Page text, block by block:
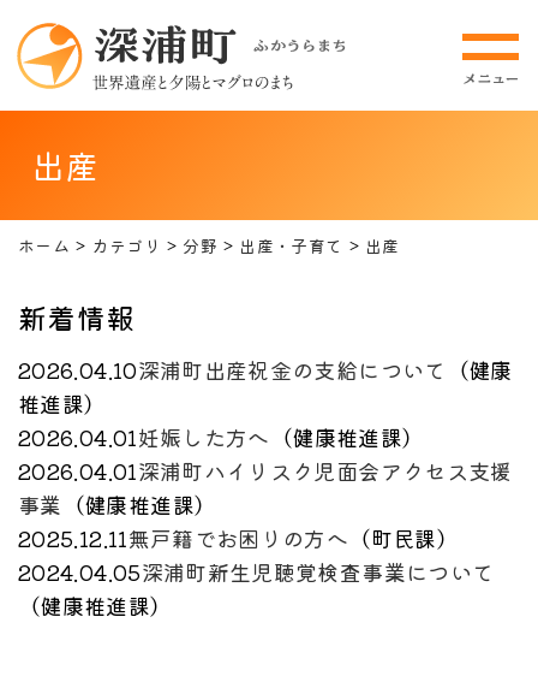
出産
ホーム カテゴリ 分野 出産・子育て 出産
新着情報
2026.04.10深浦町出産祝金の支給について （健康
推進課）
2026.04.01妊娠した方へ （健康推進課）
2026.04.01深浦町ハイリスク児面会アクセス支援
事業 （健康推進課）
2025.12.11無戸籍でお困りの方へ （町民課）
2024.04.05深浦町新生児聴覚検査事業について
（健康推進課）